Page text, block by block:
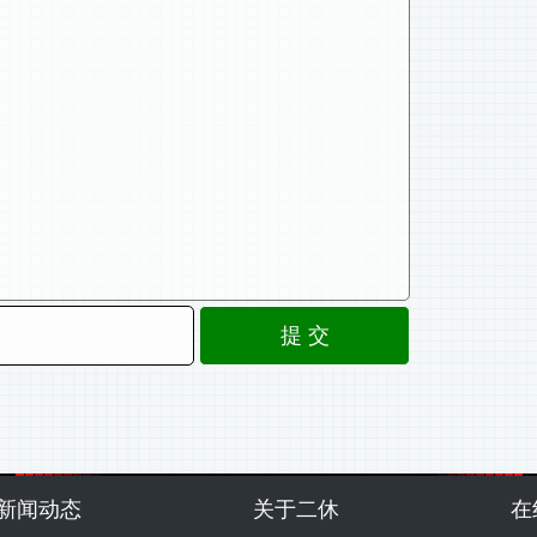
闻动态 关于二休 在